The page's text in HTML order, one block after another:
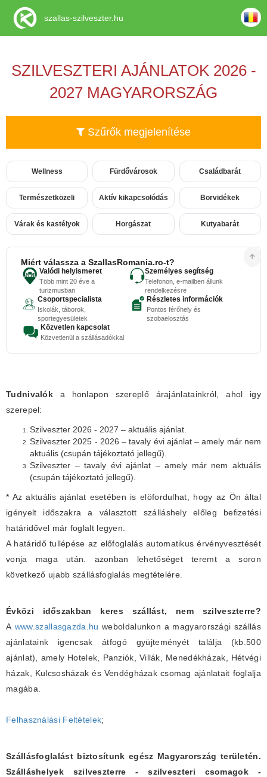
SZILVESZTERI AJÁNLATOK 2026 -
2027 MAGYARORSZÁG
Szűrők megjelenítése
Wellness Fürdővárosok Családbarát
Természetközeli Aktív kikapcsolódás Borvidékek
Várak és kastélyok Horgászat Kutyabarát
Miért válassza a SzallasRomania.ro-t?
Valódi helyismeret
Több mint 20 éve a
turizmusban
Személyes segítség
Telefonon, e-mailben állunk
rendelkezésre
Csoportspecialista
Iskolák, táborok,
sportegyesületek
Részletes információk
Pontos férőhely és
szobaelosztás
Közvetlen kapcsolat
Közvetlenül a szállásadókkal
Tudnivalók a honlapon szereplő árajánlatainkról, ahol igy
szerepel:
Szilveszter 2026 - 2027 – aktuális ajánlat.
Szilveszter 2025 - 2026 – tavaly évi ajánlat – amely már nem
aktuális (csupán tájékoztató jellegű).
Szilveszter – tavaly évi ajánlat – amely már nem aktuális
(csupán tájékoztató jellegű).
* Az aktuális ajánlat esetében is elöfordulhat, hogy az Ön által
igényelt időszakra a választott szálláshely előleg befizetési
határidővel már foglalt legyen.
A határidő tullépése az előfoglalás automatikus érvényvesztését
vonja maga után. azonban lehetőséget teremt a soron
következő ujabb szállásfoglalás megtételére.
Évközi időszakban keres szállást, nem szilveszterre?
A www.szallasgazda.hu weboldalunkon a magyarországi szállás
ajánlataink igencsak átfogó gyüjteményét találja (kb.500
ajánlat), amely Hotelek, Panziók, Villák, Menedékházak, Hétvégi
házak, Kulcsosházak és Vendégházak csomag ajánlatait foglalja
magába.
Felhasználási Feltételek;
Szállásfoglalást biztosítunk egész Magyarország területén.
Szálláshelyek szilveszterre - szilveszteri csomagok -
szallas-szilveszter.hu